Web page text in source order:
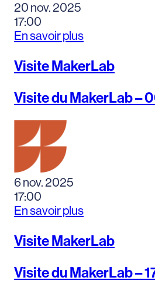
20 nov. 2025
17:00
En savoir plus
Visite MakerLab
Visite du MakerLab –
6 nov. 2025
17:00
En savoir plus
Visite MakerLab
Visite du MakerLab –